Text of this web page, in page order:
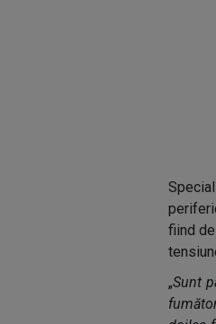
fiind
„Sunt